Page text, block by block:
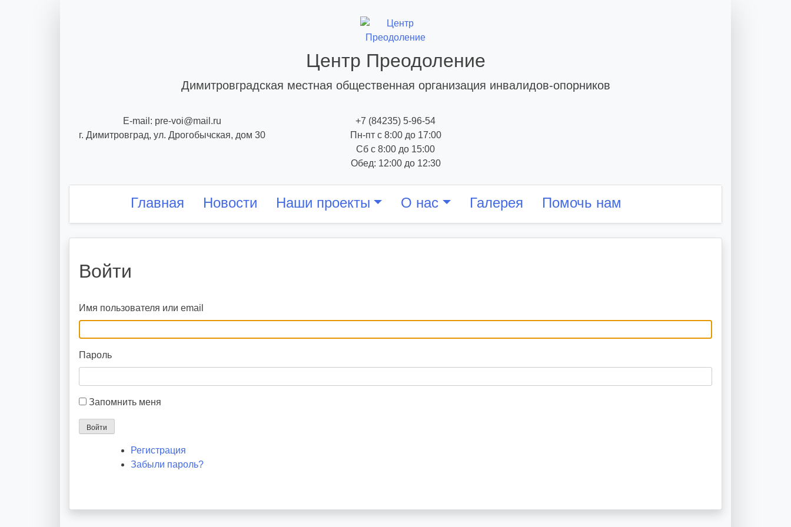
Центр Преодоление
Димитровградская местная общественная организация инвалидов-опорников
E-mail: pre-voi@mail.ru
г. Димитровград, ул. Дрогобычская, дом 30
+7 (84235) 5-96-54
Пн-пт с 8:00 до 17:00
Сб с 8:00 до 15:00
Обед: 12:00 до 12:30
Главная Новости Наши проекты О нас Галерея Помочь нам
Войти
Имя пользователя или email
Пароль
Запомнить меня
Войти
Регистрация
Забыли пароль?